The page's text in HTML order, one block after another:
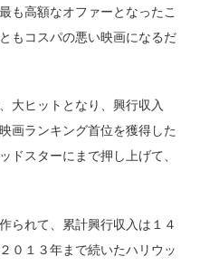
も高額なオファーとなったこ
もコスパの悪い映画になるだ
大ヒットとなり、興行収入
画ランキング首位を獲得した
ドスターにまで押し上げて、
られて、累計興行収入は１４
０１３年まで続いたハリウッ